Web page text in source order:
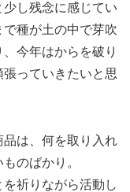
し残念に感じてい
種が土の中で芽吹
今年はからを破り
っていきたいと思
品は、何を取り入れ
のばかり。
祈りながら活動し